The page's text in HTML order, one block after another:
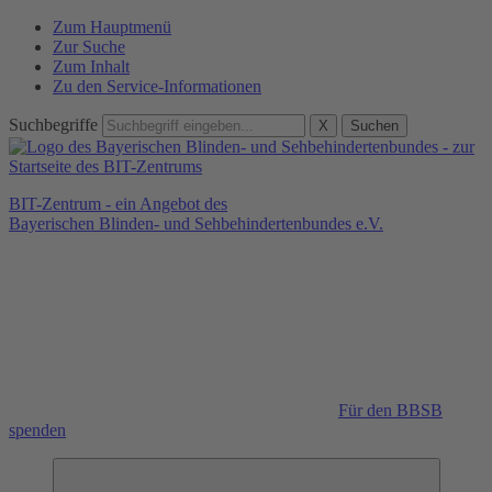
Zum Hauptmenü
Zur Suche
Zum Inhalt
Zu den Service-Informationen
Suchbegriffe X Suchen
BIT-Zentrum - ein Angebot des
Bayerischen Blinden- und Sehbehindertenbundes e.V.
Für den BBSB
spenden